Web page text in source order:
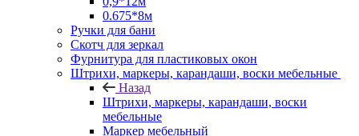
0.675*8м
Ручки для бани
Скотч для зеркал
Фурнитура для пластиковых окон
Штрихи, маркеры, карандаши, воски мебельные
Назад
Штрихи, маркеры, карандаши, воски
мебельные
Маркер мебельный